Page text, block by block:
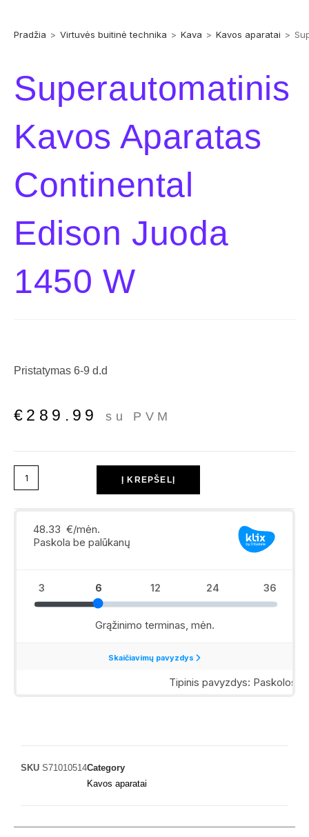
Pradžia > Virtuvės buitinė technika > Kava > Kavos aparatai >
Superautomatinis
Kavos Aparatas
Continental
Edison Juoda
1450 W
Pristatymas 6-9 d.d
€ 289.99 su PVM
Į KREPŠELĮ
SKU S71010514Category
Kavos aparatai